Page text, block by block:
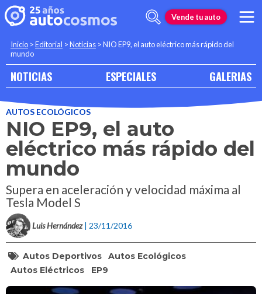
Vende tu auto
Inicio >Editorial >Noticias >NIO EP9, el auto eléctrico más rápido del
mundo
NOTICIAS ESPECIALES GALERIAS
AUTOS ECOLÓGICOS
NIO EP9, el auto
eléctrico más rápido del
mundo
Supera en aceleración y velocidad máxima al
Tesla Model S
Luis Hernández | 23/11/2016
Autos Deportivos
Autos Ecológicos
Autos Eléctricos
EP9